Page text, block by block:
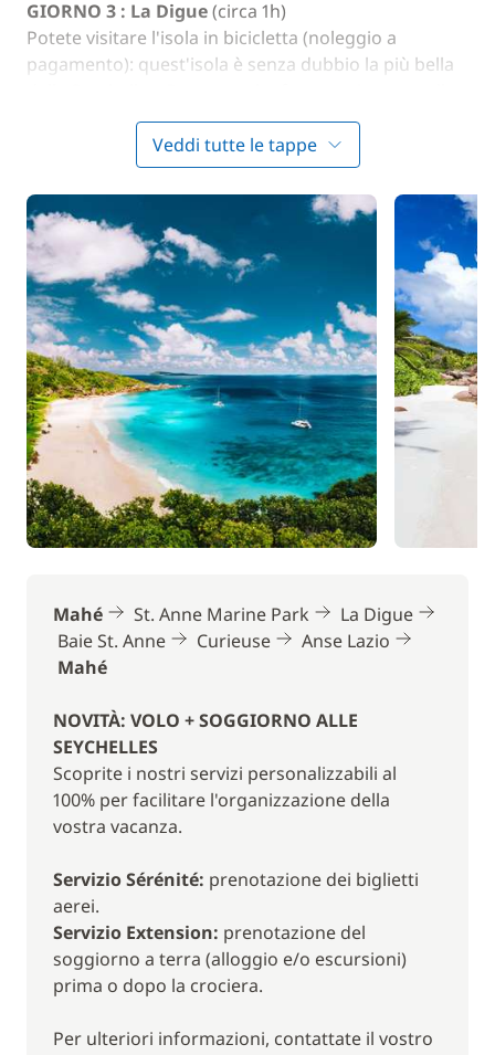
GIORNO 3 : La Digue(circa 1h)
Potete visitare l'isola in bicicletta (noleggio a
pagamento): quest'isola è senza dubbio la più bella
Ormeggio a Grand Anse o dall'altra parte dell'isola
verso Anse Petite Cour a seconda delle condizioni
GIORNO 4 : La Digue – Cousin – Baia St. Anne
(circa 2h)
Rotta verso l'isola Cousin: una riserva naturale.
Alzate gli occhi : l'isola accoglie 25 000 uccelli.
Guardatevi i piedi: una colonia di tartarughe
presenti sull'isola.
Vi consigliamo una visita guidata nel Paradiso degli
Uccelli : la guida vi farà scoprire i luoghi preferiti
dagli uccelli rari e i luoghi segreti dell'isola.
GIORNO 5 : Baia St. Anne – Grande Sœur –
Curieuse o Anse Petite cour (Praslin)(circa 2h45)
Rotta verso Grande Sœur e la sua spiaggia
un'isola dove vivono creature particolari: delle
tartarughe giganti.
o Anse Lazio (Praslin)(circa 1h45)
Dopo una visita a Curieuse, il vostro skipper issa le
vele in direzione dell'isolotto Saint Pierre : un
gruppo di rocce rotonde attorniato da palmizi. Un
paesaggio mitico tipico delle Seychelles.
GIORNO 7 : Anse Volbert o Anse Lazio (Praslin) –
Mahé(circa 4h30)
Bagni e attività nautiche nelle belle spiagge di
Praslin. Pranzo a bordo. Navigazione verso Mahé nel
primo pomeriggio. Notte al porto di Eden Island.
GIORNO 8 : Mahé
Veddi tutte le tappe
Mahé St. Anne Marine Park
La Digue
Baie St. Anne
Curieuse
Anse Lazio
Mahé
NOVITÀ: VOLO + SOGGIORNO ALLE
SEYCHELLES
Scoprite i nostri servizi personalizzabili al
100% per facilitare l'organizzazione della
vostra vacanza.
Servizio Sérénité: prenotazione dei biglietti
aerei.
Servizio Extension: prenotazione del
soggiorno a terra (alloggio e/o escursioni)
prima o dopo la crociera.
Per ulteriori informazioni, contattate il vostro